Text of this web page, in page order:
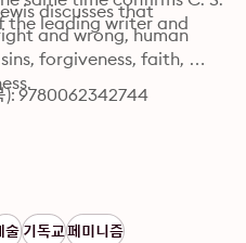
the leading writer and
discusses that
and wrong, human
forgiveness, faith,
9780062342744
술기독교페미니즘